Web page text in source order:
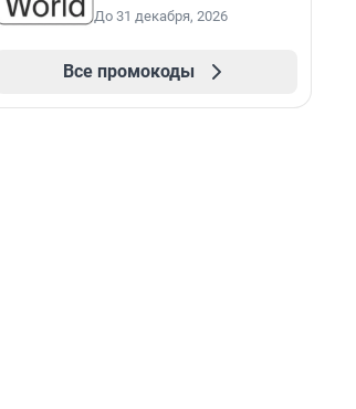
До 31 декабря, 2026
Все промокоды